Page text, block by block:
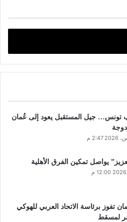
تونس… جيل المستقبل يعود إلى عُمان
يواصل تمكين الفرق الأهلية
تفوز برئاسة الاتحاد العربي للهوكي
لمسقط